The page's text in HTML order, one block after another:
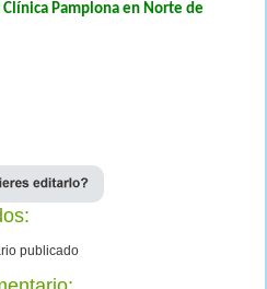
Pamplona en Norte de
publicado